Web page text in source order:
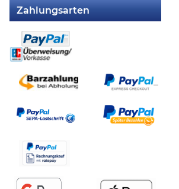
Zahlungsarten